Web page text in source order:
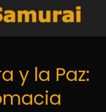
y la Paz: